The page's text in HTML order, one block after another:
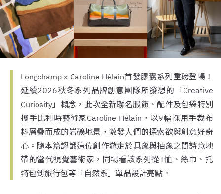
Longchamp x Caroline Hélain首發膠囊系列重磅登場！
延續2026秋冬系列品牌創意團隊所發想的「Creative
Curiosity」概念，此次全新聯名服飾、配件及包袋特別
攜手比利時藝術家Caroline Hélain，以9幅採用手裁布
料層疊而成的岩礦地景，激發人們的探索欲與創意好奇
心。隨本篇認識這位創作遊走於具象與抽象之間詩意地
帶的當代視覺藝術家，同場看該系列從T恤、絲巾、托
特包到旅行包等「自然系」單品設計亮點。